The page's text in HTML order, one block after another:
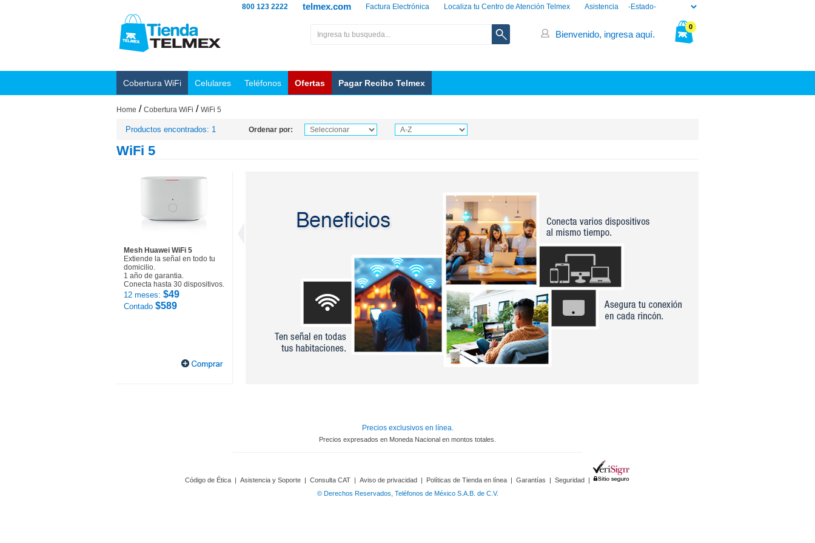
Asistencia
Localiza tu Centro de Atención Telmex
Factura Electrónica
telmex.com
800 123 2222
0
Bienvenido, ingresa aquí.
Cobertura WiFi Celulares Teléfonos Ofertas Pagar Recibo Telmex
Home / Cobertura WiFi / WiFi 5
Productos encontrados: 1 Ordenar por:
WiFi 5
Mesh Huawei WiFi 5
Extiende la señal en todo tu
domicilio.
1 año de garantia.
Conecta hasta 30 dispositivos.
12 meses: $49
Contado $589
Precios exclusivos en línea.
Precios expresados en Moneda Nacional en montos totales.
Código de Ética | Asistencia y Soporte | Consulta CAT | Aviso de privacidad | Políticas de Tienda en línea | Garantías | Seguridad |
© Derechos Reservados, Teléfonos de México S.A.B. de C.V.